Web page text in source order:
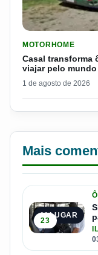
MOTORHOME
Casal transforma
viajar pelo mundo
1 de agosto de 2026
Mais
1º LUGAR
23